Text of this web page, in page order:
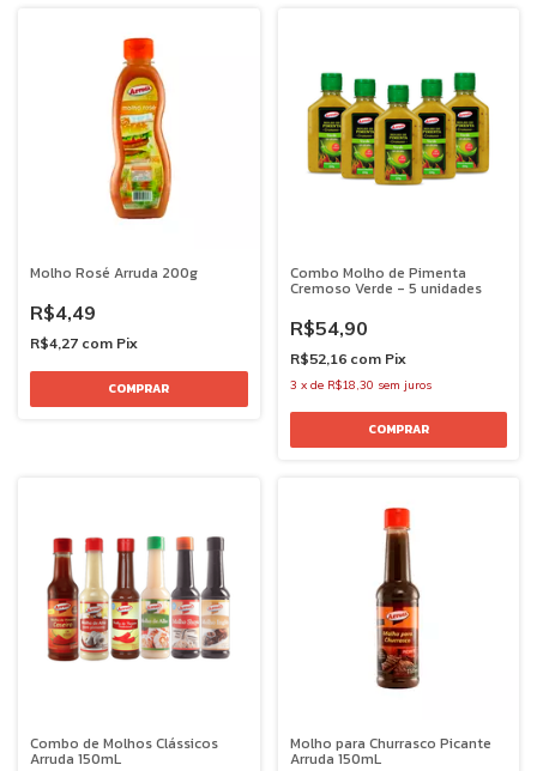
Molho Rosé Arruda 200g
R$4,49
R$4,27 com Pix
Combo Molho de Pimenta
Cremoso Verde - 5 unidades
R$54,90
R$52,16 com Pix
3 x de R$18,30 sem juros
Combo de Molhos Clássicos
Arruda 150mL
Molho para Churrasco Picante
Arruda 150mL